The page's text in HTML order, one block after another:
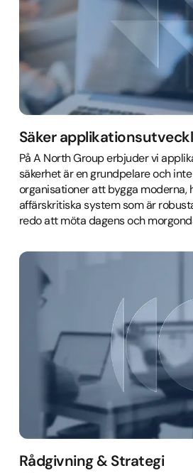
Säker
På A North Group erbjuder vi
säkerhet är en grundpelare och
organisationer att bygga moderna,
affärskritiska system som är
redo att möta dagens och
Rådgivning & Strategi